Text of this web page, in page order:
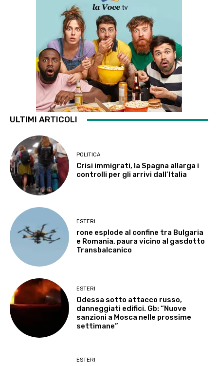
ULTIMI ARTICOLI
POLITICA
Crisi immigrati, la Spagna allarga i
controlli per gli arrivi dall’Italia
ESTERI
rone esplode al confine tra Bulgaria
e Romania, paura vicino al gasdotto
Transbalcanico
ESTERI
Odessa sotto attacco russo,
danneggiati edifici. Gb: “Nuove
sanzioni a Mosca nelle prossime
settimane”
ESTERI